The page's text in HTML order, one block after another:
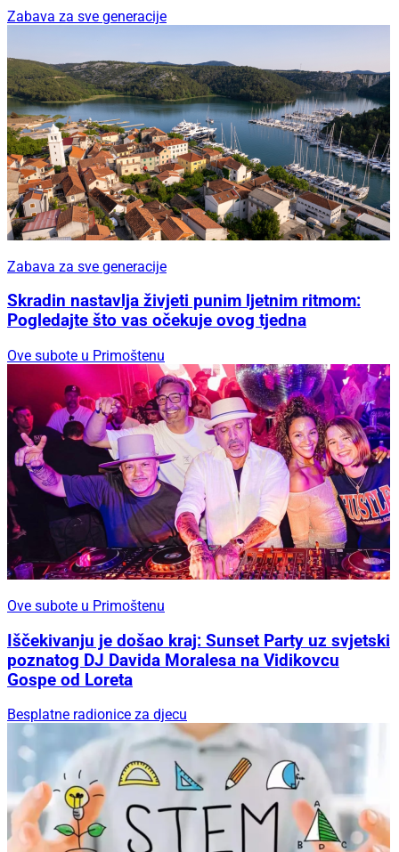
Zabava za sve generacije
Zabava za sve generacije
Skradin nastavlja živjeti punim ljetnim ritmom:
Pogledajte što vas očekuje ovog tjedna
Ove subote u Primoštenu
Ove subote u Primoštenu
Iščekivanju je došao kraj: Sunset Party uz svjetski
poznatog DJ Davida Moralesa na Vidikovcu
Gospe od Loreta
Besplatne radionice za djecu